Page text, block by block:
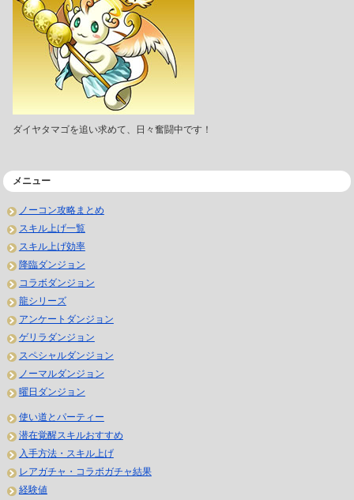
ダイヤタマゴを追い求めて、日々奮闘中です！
メニュー
ノーコン攻略まとめ
スキル上げ一覧
スキル上げ効率
降臨ダンジョン
コラボダンジョン
龍シリーズ
アンケートダンジョン
ゲリラダンジョン
スペシャルダンジョン
ノーマルダンジョン
曜日ダンジョン
使い道とパーティー
潜在覚醒スキルおすすめ
入手方法・スキル上げ
レアガチャ・コラボガチャ結果
経験値